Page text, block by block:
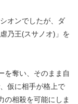
オンでしたが、ダ
乃王(スサノオ)」を
を奪い、そのまま自
仮に相手が格上で
の相殺を可能にしま